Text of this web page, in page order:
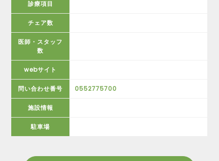
診療項目
チェア数
医師・スタッフ
数
webサイト
問い合わせ番号 0552775700
施設情報
駐車場